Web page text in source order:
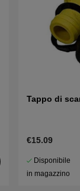
Tappo di
€15.09
Disponibile
in magazzino